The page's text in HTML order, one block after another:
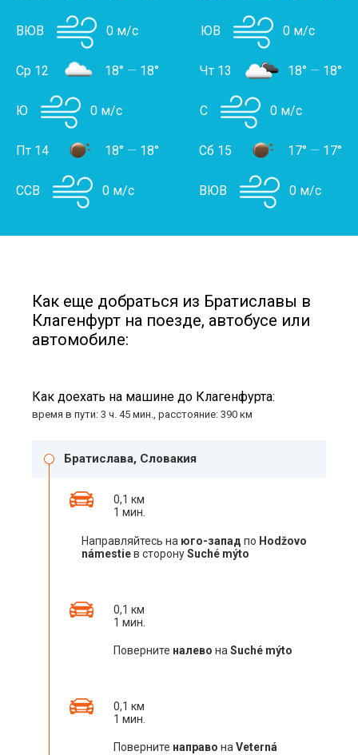
ВЮВ 0 м/с ЮВ 0 м/с
Ср 12 18° — 18°
Ю 0 м/с
Чт 13 18° — 18°
С 0 м/с
Пт 14 18° — 18°
ССВ 0 м/с
Сб 15 17° — 17°
ВЮВ 0 м/с
Как еще добраться из Братиславы в
Клагенфурт на поезде, автобусе или
автомобиле:
Как доехать на машине до Клагенфурта:
время в пути: 3 ч. 45 мин., расстояние: 390 км
Братислава, Словакия
0,1 км
1 мин.
Направляйтесь на юго-запад по Hodžovo
námestieв сторонуSuché mýto
0,1 км
1 мин.
Поверните налево на Suché mýto
0,1 км
1 мин.
Поверните направо на Veterná